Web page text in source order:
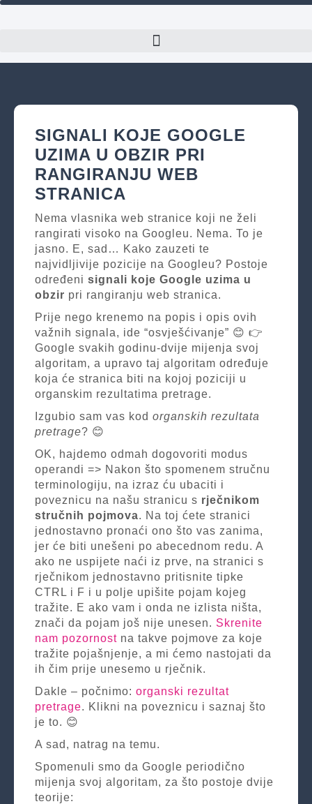
SIGNALI KOJE GOOGLE
UZIMA U OBZIR PRI
RANGIRANJU WEB
STRANICA
Nema vlasnika web stranice koji ne želi
rangirati visoko na Googleu. Nema. To je
jasno. E, sad… Kako zauzeti te
najvidljivije pozicije na Googleu? Postoje
određeni signali koje Google uzima u
obzir pri rangiranju web stranica.
Prije nego krenemo na popis i opis ovih
važnih signala, ide “osvješćivanje” 😊 👉
Google svakih godinu-dvije mijenja svoj
algoritam, a upravo taj algoritam određuje
koja će stranica biti na kojoj poziciji u
organskim rezultatima pretrage.
Izgubio sam vas kod organskih rezultata
pretrage? 😊
OK, hajdemo odmah dogovoriti modus
operandi => Nakon što spomenem stručnu
terminologiju, na izraz ću ubaciti i
poveznicu na našu stranicu s rječnikom
stručnih pojmova. Na toj ćete stranici
jednostavno pronaći ono što vas zanima,
jer će biti unešeni po abecednom redu. A
ako ne uspijete naći iz prve, na stranici s
rječnikom jednostavno pritisnite tipke
CTRL i F i u polje upišite pojam kojeg
tražite. E ako vam i onda ne izlista ništa,
znači da pojam još nije unesen. Skrenite
nam pozornost na takve pojmove za koje
tražite pojašnjenje, a mi ćemo nastojati da
ih čim prije unesemo u rječnik.
Dakle – počnimo: organski rezultat
pretrage. Klikni na poveznicu i saznaj što
je to. 😊
A sad, natrag na temu.
Spomenuli smo da Google periodično
mijenja svoj algoritam, za što postoje dvije
teorije: